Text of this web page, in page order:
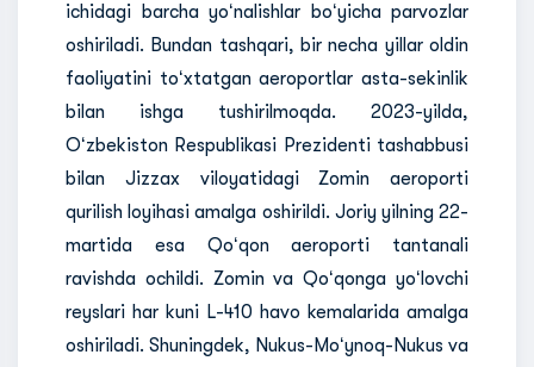
ichidagi barcha yoʻnalishlar boʻyicha parvozlar
oshiriladi. Bundan tashqari, bir necha yillar oldin
faoliyatini toʻxtatgan aeroportlar asta-sekinlik
bilan ishga tushirilmoqda. 2023-yilda,
Oʻzbekiston Respublikasi Prezidenti tashabbusi
bilan Jizzax viloyatidagi Zomin aeroporti
qurilish loyihasi amalga oshirildi. Joriy yilning 22-
martida esa Qoʻqon aeroporti tantanali
ravishda ochildi. Zomin va Qoʻqonga yoʻlovchi
reyslari har kuni L-410 havo kemalarida amalga
oshiriladi. Shuningdek, Nukus-Moʻynoq-Nukus va